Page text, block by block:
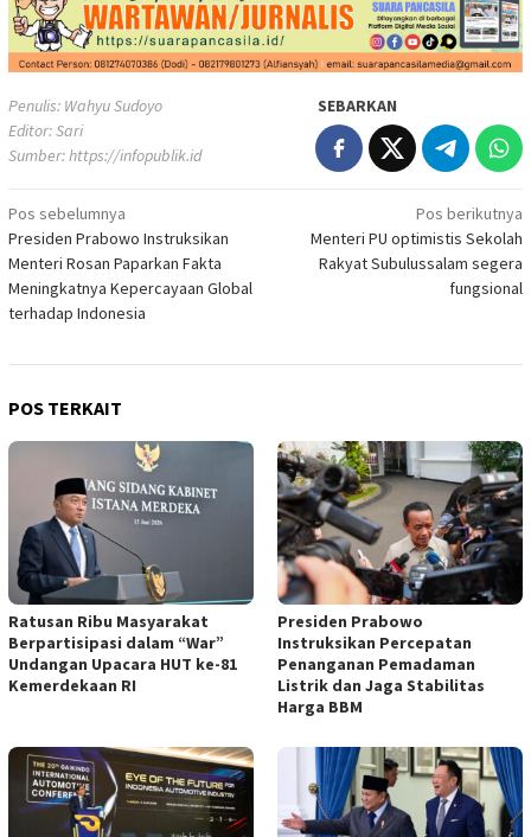
Penulis: Wahyu Sudoyo
Editor: Sari
Sumber:https://infopublik.id
SEBARKAN
Navigasi
pos
Pos sebelumnya
Presiden Prabowo Instruksikan
Menteri Rosan Paparkan Fakta
Meningkatnya Kepercayaan Global
terhadap Indonesia
Pos berikutnya
Menteri PU optimistis Sekolah
Rakyat Subulussalam segera
fungsional
POS TERKAIT
Ratusan Ribu Masyarakat
Berpartisipasi dalam “War”
Undangan Upacara HUT ke-81
Kemerdekaan RI
Presiden Prabowo
Instruksikan Percepatan
Penanganan Pemadaman
Listrik dan Jaga Stabilitas
Harga BBM